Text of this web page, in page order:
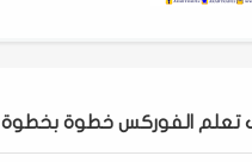
تعلم الفوركس خطوة بخطوة